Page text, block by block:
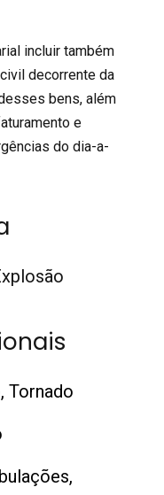
incluir também
decorrente da
bens, além
e
do dia-a-
Tornado